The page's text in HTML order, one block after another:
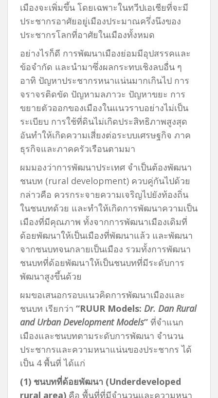
เมืองจะเพิ่มขึ้น โดยเฉพาะในทวีปเอเชียที่จะมี
ประชากรอาศัยอยู่เมืองประมาณครึ่งนึงของ
ประชากรโลกที่อาศัยในเมืองทั้งหมด
อย่างไรก็ดี การพัฒนาเมืองย่อมมีอุปสรรคและ
ข้อจำกัด และนำมาซึ่งผลกระทบเชิงลบอื่น ๆ
อาทิ ปัญหาประชากรหนาแน่นมากเกินไป การ
จราจรติดขัด ปัญหามลภาวะ ปัญหาขยะ การ
ขยายตัวออกของเมืองในแนวราบอย่างไม่เป็น
ระเบียบ การใช้ที่ดินไม่เกิดประสิทธิภาพสูงสุด
อันทำให้เกิดความเสี่ยงต่อระบบเศรษฐกิจ ภาค
ธุรกิจและภาคครัวเรือนตามมา
ผมมองว่าการพัฒนาประเทศ จำเป็นต้องพัฒนา
ชนบท (rural development) ควบคู่กันไปด้วย
กล่าวคือ ควรกระจายความเจริญไปยังท้องถิ่น
ในชนบทด้วย และทำให้เกิดการพัฒนาความเป็น
เมืองที่มีคุณภาพ ทั้งจากการพัฒนาเมืองเดิมที่
ด้อยพัฒนาให้เป็นเมืองที่พัฒนาแล้ว และพัฒนา
จากชนบทจนกลายเป็นเมือง รวมทั้งการพัฒนา
ชนบทที่ด้อยพัฒนาให้เป็นชนบทที่มีระดับการ
พัฒนาสูงขึ้นด้วย
ผมขอเสนอกรอบแนวคิดการพัฒนาเมืองและ
ชนบท เรียกว่า “RUUR Models: Dr. Dan Rural
and Urban Development Models” ที่จำแนก
เมืองและชนบทตามระดับการพัฒนา จำนวน
ประชากรและความหนาแน่นของประชากร ได้
เป็น 4 พื้นที่ ได้แก่
(1) ชนบทที่ด้อยพัฒนา (Underdeveloped
rural area) คือ พื้นที่ที่มีจำนวนและความหนา